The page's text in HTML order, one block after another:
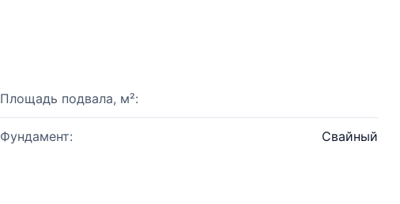
Площадь подвала, м²:
Фундамент: Свайный